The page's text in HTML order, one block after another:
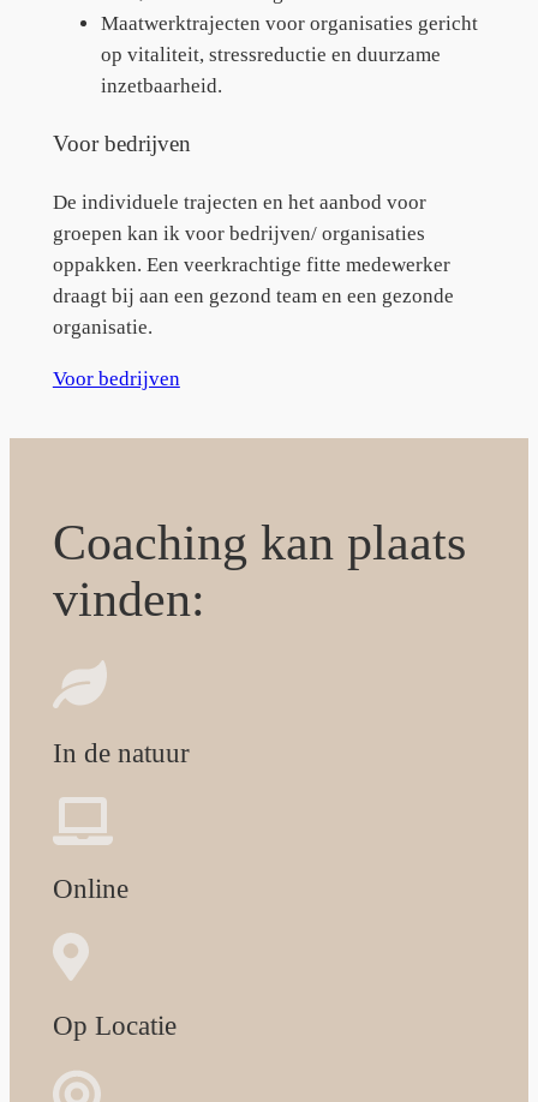
Maatwerktrajecten voor organisaties gericht
op vitaliteit, stressreductie en duurzame
inzetbaarheid.
Voor bedrijven
De individuele trajecten en het aanbod voor
groepen kan ik voor bedrijven/ organisaties
oppakken. Een veerkrachtige fitte medewerker
draagt bij aan een gezond team en een gezonde
organisatie.
Voor bedrijven
Coaching kan plaats
vinden:
In de natuur
Online
Op Locatie